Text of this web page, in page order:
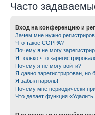
Часто
Вход на конференцию и
Зачем мне нужно
Что такое COPPA?
Почему я не могу
Я только что
Почему я не могу войти?
Я давно зарегистрирован, но
Я забыл пароль!
Почему мне периодически
Что делает функция